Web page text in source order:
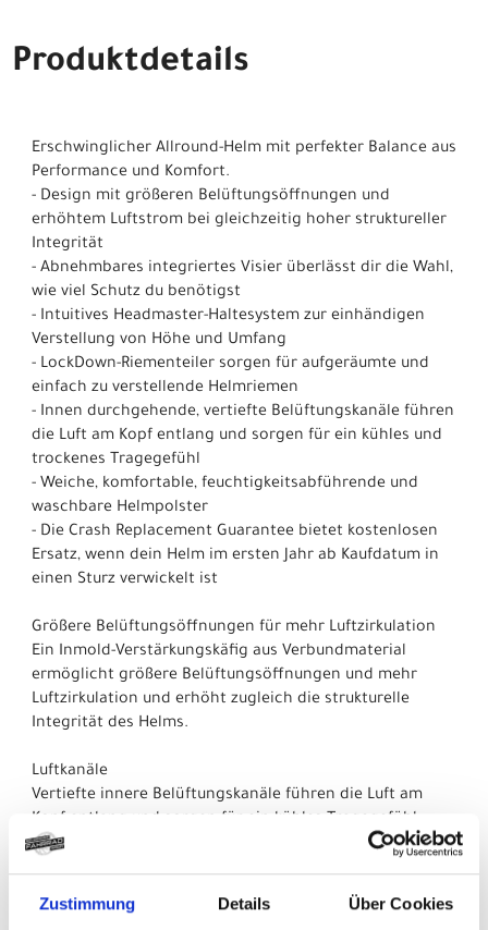
Zustimmung Details Über Cookies
Produktdetails
Erschwinglicher Allround-Helm mit perfekter Balance aus
Performance und Komfort.
- Design mit größeren Belüftungsöffnungen und
erhöhtem Luftstrom bei gleichzeitig hoher struktureller
Integrität
- Abnehmbares integriertes Visier überlässt dir die Wahl,
wie viel Schutz du benötigst
- Intuitives Headmaster-Haltesystem zur einhändigen
Verstellung von Höhe und Umfang
- LockDown-Riementeiler sorgen für aufgeräumte und
einfach zu verstellende Helmriemen
- Innen durchgehende, vertiefte Belüftungskanäle führen
die Luft am Kopf entlang und sorgen für ein kühles und
trockenes Tragegefühl
- Weiche, komfortable, feuchtigkeitsabführende und
waschbare Helmpolster
- Die Crash Replacement Guarantee bietet kostenlosen
Ersatz, wenn dein Helm im ersten Jahr ab Kaufdatum in
einen Sturz verwickelt ist
Größere Belüftungsöffnungen für mehr Luftzirkulation
Ein Inmold-Verstärkungskäfig aus Verbundmaterial
ermöglicht größere Belüftungsöffnungen und mehr
Luftzirkulation und erhöht zugleich die strukturelle
Integrität des Helms.
Luftkanäle
Vertiefte innere Belüftungskanäle führen die Luft am
Kopf entlang und sorgen für ein kühles Tragegefühl.
Das Headmaster Passformsystem ermöglicht intuitives,
einhändiges Feineinstellen und sorgt so für eine präzise